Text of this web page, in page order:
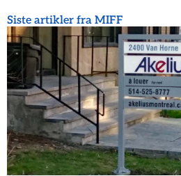
Siste artikler fra MIFF